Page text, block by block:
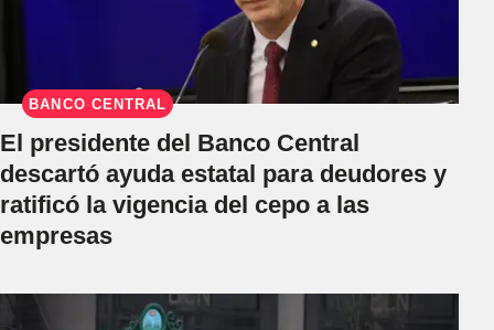
BANCO CENTRAL
El presidente del Banco Central
descartó ayuda estatal para deudores y
ratificó la vigencia del cepo a las
empresas